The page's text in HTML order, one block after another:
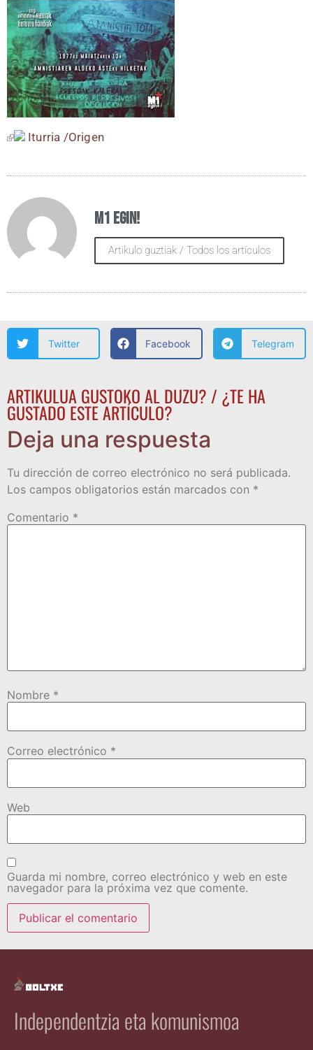
Itu­rria /​Ori­gen
M1 egin!
Artikulo guztiak / Todos los artículos
Twitter Facebook Telegram
ARTIKULUA GUSTOKO AL DUZU? / ¿TE HA
GUSTADO ESTE ARTÍCULO?
Deja una respuesta
Tu dirección de correo electrónico no será publicada.
Los campos obligatorios están marcados con *
Comentario *
Nombre *
Correo electrónico *
Web
Guarda mi nombre, correo electrónico y web en este
navegador para la próxima vez que comente.
Independentzia eta komunismoa